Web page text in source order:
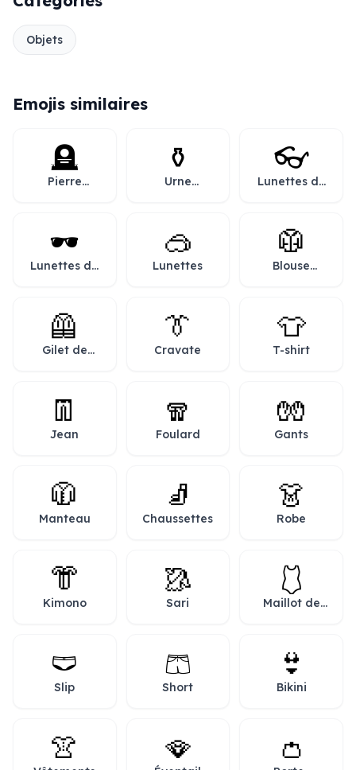
Objets
Emojis similaires
🪦
Pierre
⚱️
Urne
👓
Lunettes de
🕶️
Lunettes de
🥽
Lunettes
🥼
Blouse
🦺
Gilet de
👔
Cravate
👕
T-shirt
👖
Jean
🧣
Foulard
🧤
Gants
🧥
Manteau
🧦
Chaussettes
👗
Robe
👘
Kimono
🥻
Sari
🩱
Maillot de
🩲
Slip
🩳
Short
👙
Bikini
👚 🪭 👛